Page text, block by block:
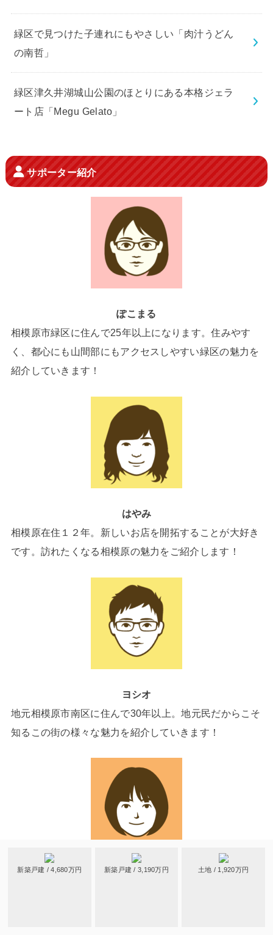
新築戸建 / 4,680万円 新築戸建 / 3,190万円 土地 / 1,920万円
緑区で見つけた子連れにもやさしい「肉汁うどん
の南哲」
緑区津久井湖城山公園のほとりにある本格ジェラ
ート店「Megu Gelato」
サポーター紹介
ぽこまる
相模原市緑区に住んで25年以上になります。住みやす
く、都心にも山間部にもアクセスしやすい緑区の魅力を
紹介していきます！
はやみ
相模原在住１２年。新しいお店を開拓することが大好き
です。訪れたくなる相模原の魅力をご紹介します！
ヨシオ
地元相模原市南区に住んで30年以上。地元民だからこそ
知るこの街の様々な魅力を紹介していきます！
くま